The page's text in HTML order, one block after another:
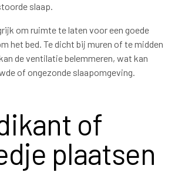
slaap.
om ruimte te laten voor een goede
het bed. Te dicht bij muren of te midden
de ventilatie belemmeren, wat kan
of ongezonde slaapomgeving.
of
plaatsen